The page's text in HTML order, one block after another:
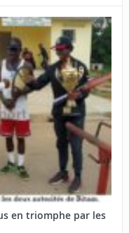
en triomphe par les